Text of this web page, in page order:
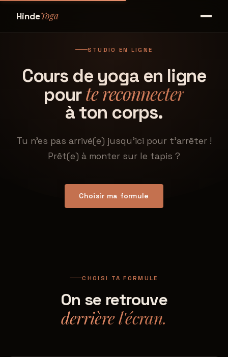
HindeYoga
STUDIO EN LIGNE
Cours de yoga en ligne
pourte reconnecter
à ton corps.
Tu n'es pas arrivé(e) jusqu'ici pour t'arrêter !
Prêt(e) à monter sur le tapis ?
Choisir ma formule
CHOISI TA FORMULE
On se retrouve
derrière l'écran.